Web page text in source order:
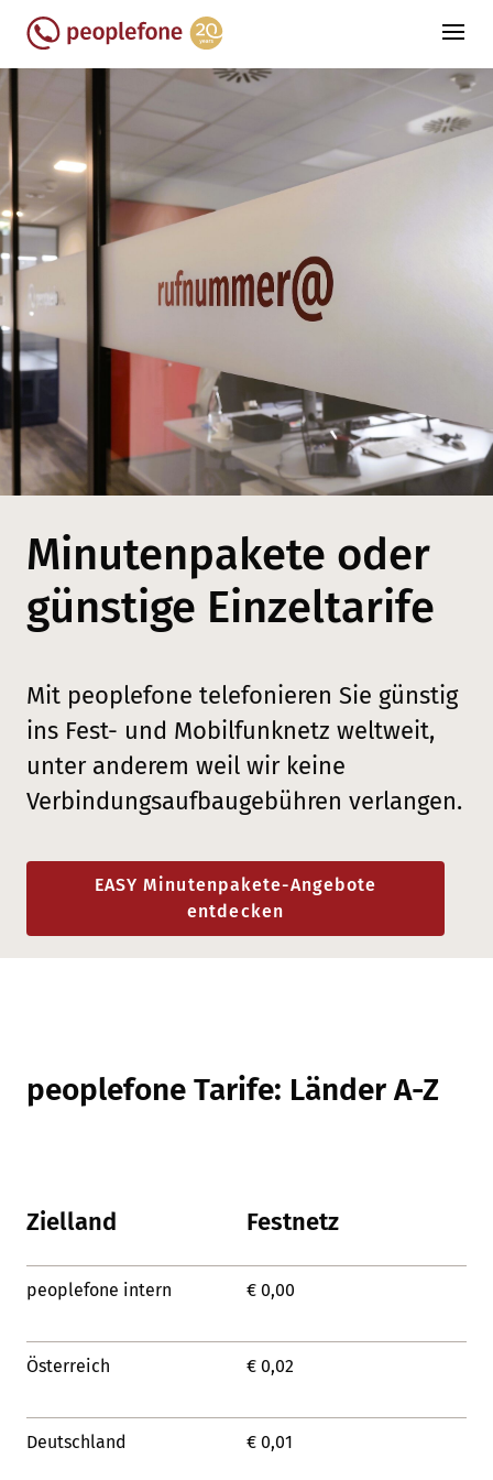
Minutenpakete oder
günstige Einzeltarife
Mit peoplefone telefonieren Sie günstig
ins Fest- und Mobilfunknetz weltweit,
unter anderem weil wir keine
Verbindungsaufbaugebühren verlangen.
EASY Minutenpakete-Angebote
entdecken
peoplefone Tarife: Länder A-Z
Zielland Festnetz
peoplefone intern € 0,00
Österreich € 0,02
Deutschland € 0,01